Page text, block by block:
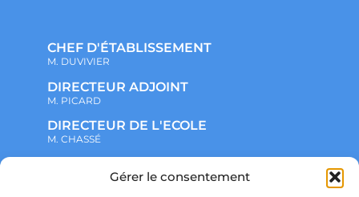
Gérer le consentement
CHEF D'ÉTABLISSEMENT
M. DUVIVIER
DIRECTEUR ADJOINT
M. PICARD
DIRECTEUR DE L'ECOLE
M. CHASSÉ
NOTRE ENSEMBLE SCOLAIRE